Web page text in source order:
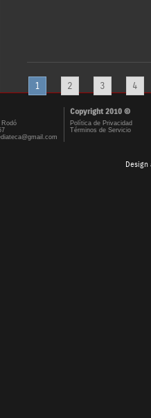
1 2 3 4
Copyright 2010 ©
Política de Privacidad
Términos de Servicio